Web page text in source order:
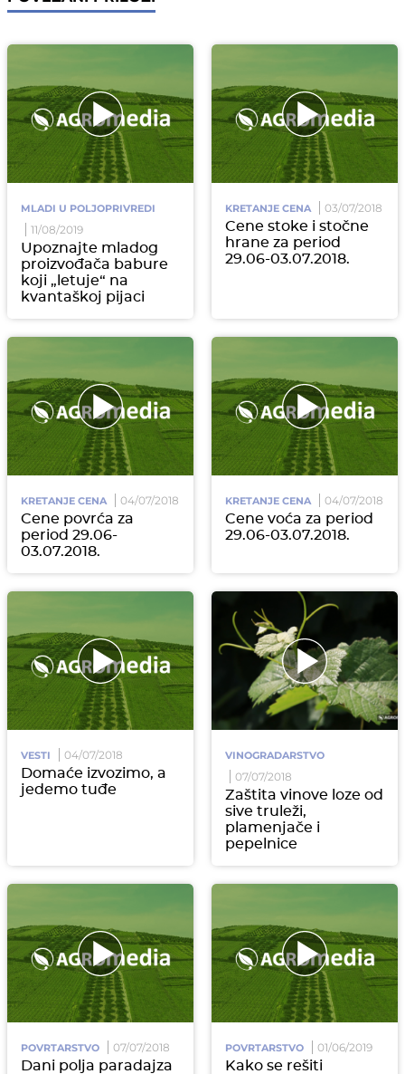
MLADI U POLJOPRIVREDI
11/08/2019
Upoznajte mladog
proizvođača babure
koji „letuje“ na
kvantaškoj pijaci
KRETANJE CENA 03/07/2018
Cene stoke i stočne
hrane za period
29.06-03.07.2018.
KRETANJE CENA 04/07/2018
Cene povrća za
period 29.06-
03.07.2018.
KRETANJE CENA 04/07/2018
Cene voća za period
29.06-03.07.2018.
VESTI 04/07/2018
Domaće izvozimo, a
jedemo tuđe
VINOGRADARSTVO
07/07/2018
Zaštita vinove loze od
sive truleži,
plamenjače i
pepelnice
POVRTARSTVO 07/07/2018
Dani polja paradajza
POVRTARSTVO 01/06/2019
Kako se rešiti